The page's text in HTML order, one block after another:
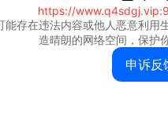
能存在违法内容或他人恶意利用
造晴朗的网络空间，保护
申诉反